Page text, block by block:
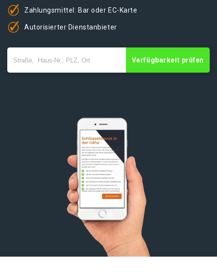
Zahlungsmittel: Bar oder EC-Karte
Autorisierter Dienstanbieter
Verfügbarkeit prüfen